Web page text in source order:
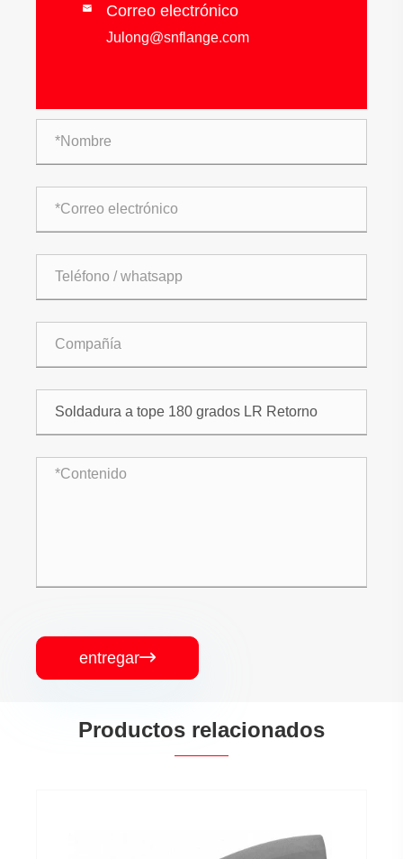
 Correo electrónico
Julong@snflange.com
entregar
Productos relacionados